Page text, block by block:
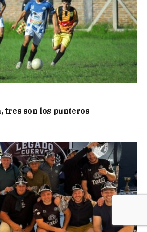
tres son los punteros